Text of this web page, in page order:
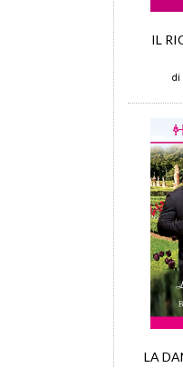
IL
di
LA